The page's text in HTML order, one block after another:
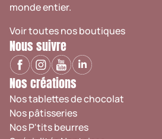
monde entier.
Voir toutes nos boutiques
Nous suivre
Nos créations
Nos tablettes de chocolat
Nos pâtisseries
Nos P'tits beurres